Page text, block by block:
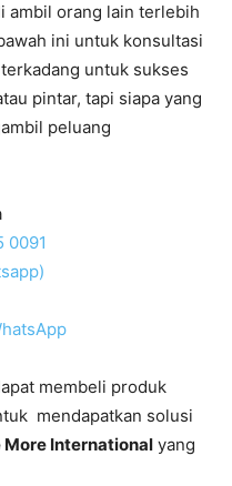
ambil orang lain terlebih
ini untuk konsultasi
untuk sukses
pintar, tapi siapa yang
peluang
0091
membeli produk
mendapatkan solusi
More International yang